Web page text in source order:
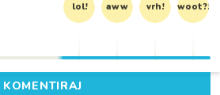
lol! aww vrh! woot?!
KOMENTIRAJ